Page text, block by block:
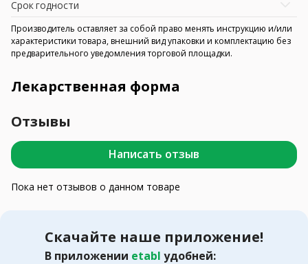
Срок годности
Производитель оставляет за собой право менять инструкцию и/или
характеристики товара, внешний вид упаковки и комплектацию без
предварительного уведомления торговой площадки.
Лекарственная форма
Отзывы
Написать отзыв
Пока нет отзывов о данном товаре
Скачайте наше приложение!
В приложении etabl удобней: